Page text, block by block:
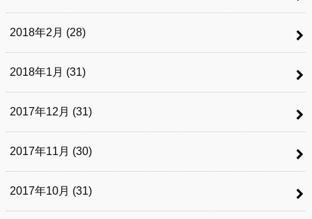
2018年2月 (28)
2018年1月 (31)
2017年12月 (31)
2017年11月 (30)
2017年10月 (31)